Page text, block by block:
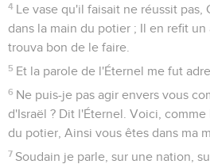
4 Le vase qu'il faisait ne réussit pas,
dans la main du potier ; Il en refit un
trouva bon de le faire.
5 Et la parole de l'Éternel me fut
6 Ne puis-je pas agir envers vous
d'Israël ? Dit l'Éternel. Voici,
du potier, Ainsi vous êtes dans ma
7 Soudain je parle, sur une nation,